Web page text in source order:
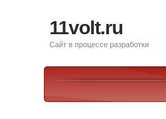
11volt.ru
Сайт в процессе разработки